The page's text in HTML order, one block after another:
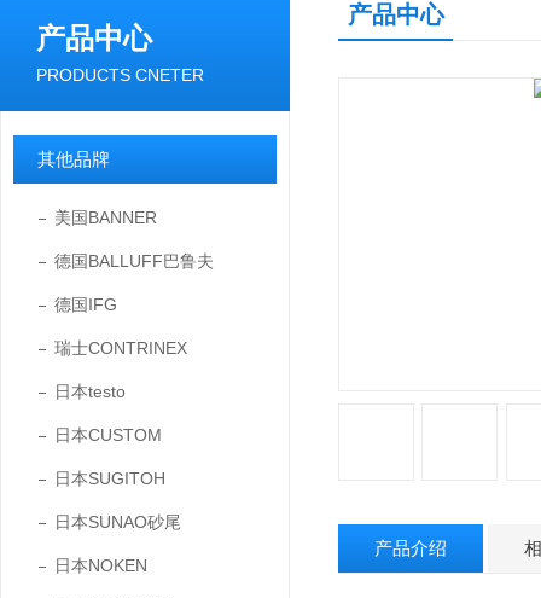
产品中心
PRODUCTS CNETER
其他品牌
美国BANNER
德国BALLUFF巴鲁夫
德国IFG
瑞士CONTRINEX
日本testo
日本CUSTOM
日本SUGITOH
日本SUNAO砂尾
日本NOKEN
产品中心
产品介绍